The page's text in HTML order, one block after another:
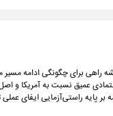
راهی برای چگونگی ادامه مسیر
عمیق نسبت به آمریکا و
پایه راستی‌آزمایی ایفای